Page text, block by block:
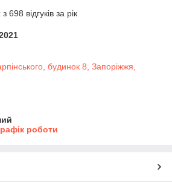
698 відгуків за рік
будинок 8, Запоріжжя,
роботи